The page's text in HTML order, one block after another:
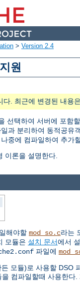
> Version 2.4
원
다. 최근에 변경된 내용
선택하여 서버에 포함
과 분리하여 동적공유
중에 컴파일하여 추가
이론을 설명한다.
해야할 mod_so.c라는
모듈은 설치 문서에서
파일에
모듈)로 사용할 DSO
컴파일할때 사용한다.